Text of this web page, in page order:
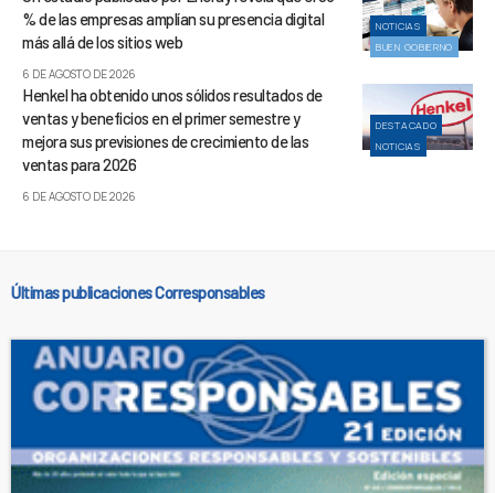
NOTICIAS
BUEN GOBIERNO
% de las empresas amplían su presencia digital
más allá de los sitios web
6 DE AGOSTO DE 2026
DESTACADO
NOTICIAS
Henkel ha obtenido unos sólidos resultados de
ventas y beneficios en el primer semestre y
mejora sus previsiones de crecimiento de las
ventas para 2026
6 DE AGOSTO DE 2026
Últimas publicaciones Corresponsables